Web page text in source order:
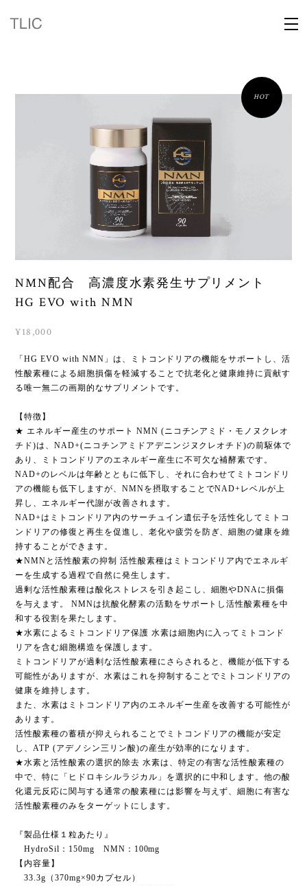
HOT
NMN配合 高濃度水素発生サプリメント
HG EVO with NMN
¥18,000
「HG EVO with NMN」は、ミトコンドリアの機能をサポートし、活
性酸素種による細胞損傷を軽減することで抗老化と健康維持に貢献す
る唯一無二の画期的なサプリメントです。
【特徴】
★ エネルギー産生のサポート NMN (ニコチンアミド・モノヌクレオ
チド)は、NAD+(ニコチンアミドアデニンジヌクレオチド)の前駆体で
あり、ミトコンドリアのエネルギー産生に不可欠な補酵素です。
NAD+のレベルは年齢とともに低下し、それに合わせてミトコンドリ
アの機能も低下しますが、NMNを摂取することでNAD+レベルが上
昇し、エネルギー代謝が改善されます。
NAD+はミトコンドリア内のサーチュイン遺伝子を活性化してミトコ
ンドリアの修復と再生を促進し、老化や疲労を防ぎ、細胞の健康を維
持することができます。
★NMNと活性酸素の抑制 活性酸素種はミトコンドリア内でエネルギ
ーを生成する過程で自然に発生します。
過剰な活性酸素種は酸化ストレスを引き起こし、細胞やDNAに損傷
を与えます。 NMNは抗酸化酵素の活動をサポートし活性酸素種を中
和する役割を果たします。
★水素によるミトコンドリア保護 水素は細胞内に入ってミトコンド
リアを含む細胞構造を保護します。
ミトコンドリアが過剰な活性酸素種にさらされると、機能が低下する
可能性がありますが、水素はこれを抑制することでミトコンドリアの
健康を維持します。
また、水素はミトコンドリア内のエネルギー生産を改善する可能性が
あります。
活性酸素種の蓄積が抑えられることでミトコンドリアの機能が安定
し、ATP (アデノシン三リン酸)の産生が効率的になります。
★水素と活性酸素の選択的除去 水素は、特定の有害な活性酸素種の
中で、特に「ヒドロキシルラジカル」を選択的に中和します。他の酸
化還元反応に関与する通常の酸素種には影響を与えず、細胞に有害な
活性酸素種のみをターゲットにします。
『製品仕様１粒あたり』
HydroSil：150mg NMN：100mg
【内容量】
33.3g（370mg×90カプセル）